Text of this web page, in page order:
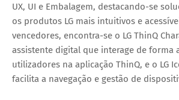
UX, UI e Embalagem, destacando-se
os produtos LG mais intuitivos e
vencedores, encontra-se o LG ThinQ
assistente digital que interage de forma
utilizadores na aplicação ThinQ, e o LG
facilita a navegação e gestão de